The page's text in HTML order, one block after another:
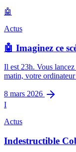
🤖
Actus
🤖 Imaginez ce
Il est 23h. Vous
matin, votre
8 mars 2026
I
Actus
Indestructible